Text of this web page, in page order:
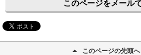
このページをメール
このページの先頭へ